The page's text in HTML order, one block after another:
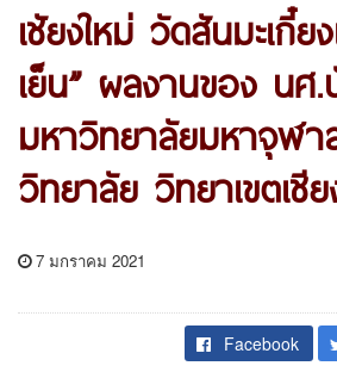
เชัยงใหม่ วัดสันมะเกี๋ย
เย็น” ผลงานของ นศ
มหาวิทยาลัยมหาจุฬ
วิทยาลัย วิทยาเขตเชีย
7 มกราคม 2021
Facebook